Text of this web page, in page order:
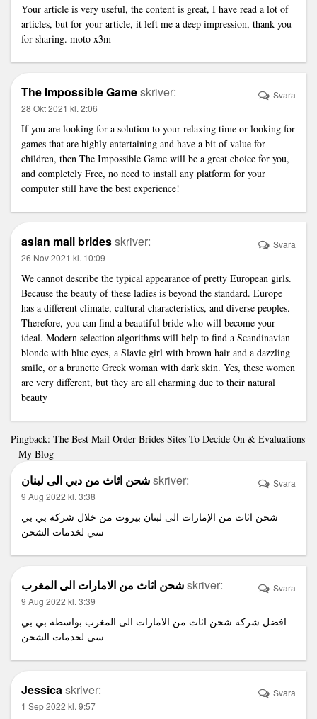
Your article is very useful, the content is great, I have read a lot of
articles, but for your article, it left me a deep impression, thank you
for sharing. moto x3m
The Impossible Gameskriver:
28 Okt 2021 kl. 2:06
If you are looking for a solution to your relaxing time or looking for
games that are highly entertaining and have a bit of value for
children, then The Impossible Game will be a great choice for you,
and completely Free, no need to install any platform for your
computer still have the best experience!
Svara
asian mail bridesskriver:
26 Nov 2021 kl. 10:09
We cannot describe the typical appearance of pretty European girls.
Because the beauty of these ladies is beyond the standard. Europe
has a different climate, cultural characteristics, and diverse peoples.
Therefore, you can find a beautiful bride who will become your
ideal. Modern selection algorithms will help to find a Scandinavian
blonde with blue eyes, a Slavic girl with brown hair and a dazzling
smile, or a brunette Greek woman with dark skin. Yes, these women
are very different, but they are all charming due to their natural
beauty
Svara
Pingback: The Best Mail Order Brides Sites To Decide On & Evaluations
– My Blog
شحن اثاث من دبي الى لبنانskriver:
9 Aug 2022 kl. 3:38
شحن اثاث من الإمارات الى لبنان بيروت من خلال شركة بي بي
سي لخدمات الشحن
Svara
شحن اثاث من الامارات الى المغربskriver:
9 Aug 2022 kl. 3:39
افضل شركة شحن اثاث من الامارات الى المغرب بواسطة بي بي
سي لخدمات الشحن
Svara
Jessicaskriver:
1 Sep 2022 kl. 9:57
Svara